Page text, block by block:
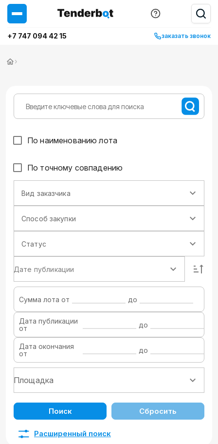
+7 747 094 42 15 заказать звонок
›
По наименованию лота
По точному совпадению
Вид заказчика
Способ закупки
Статус
Дате публикации
Сумма лота от до
Дата публикации
от
до
Дата окончания
от
до
Поиск Сбросить
Расширенный поиск